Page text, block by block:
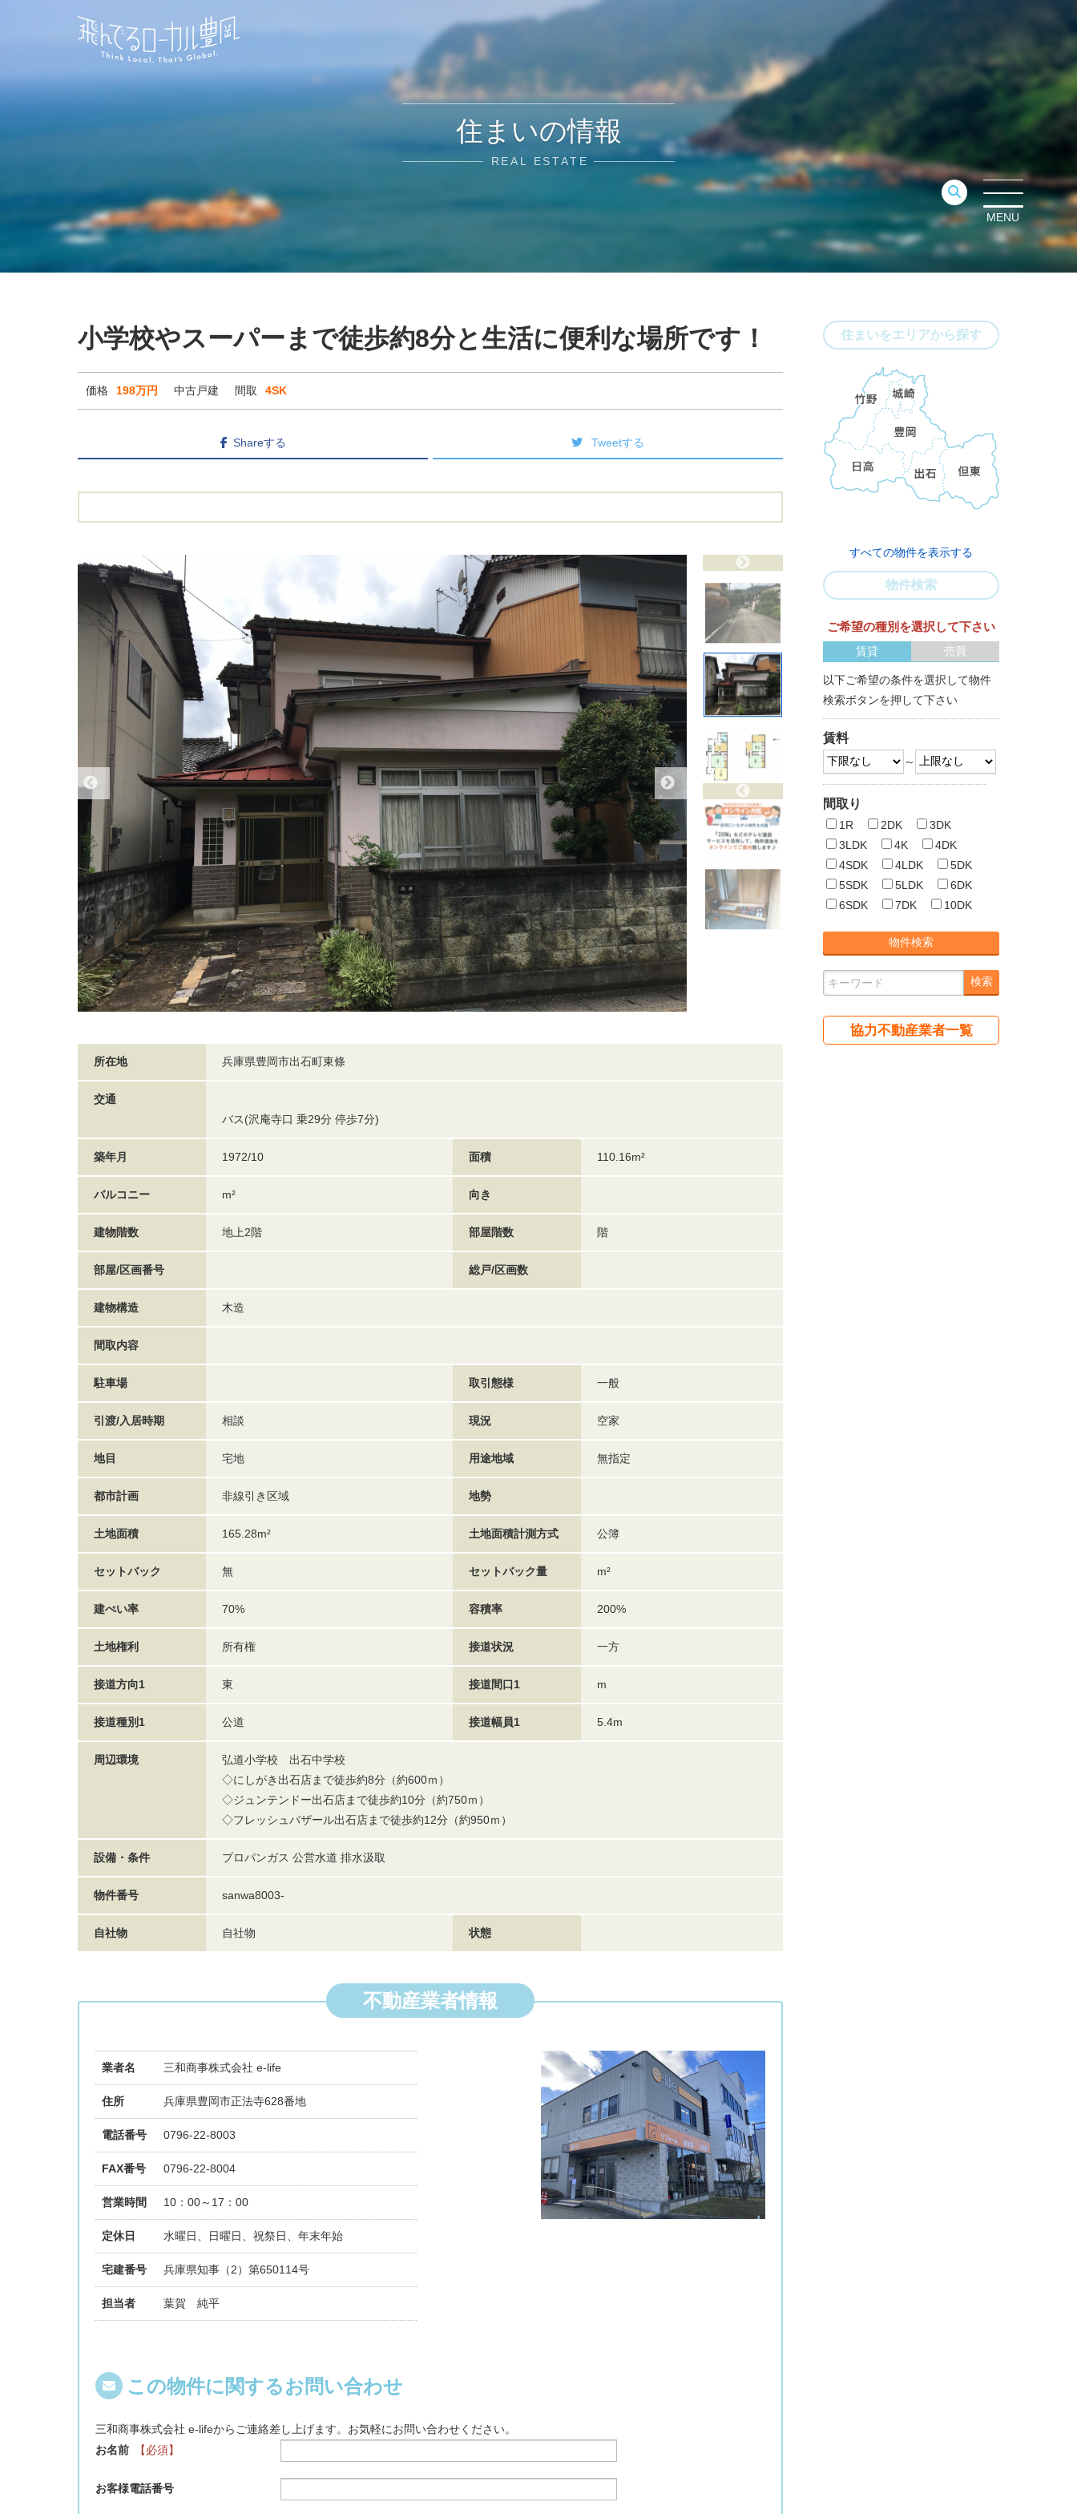
住まいの情報
REAL ESTATE
MENU
小学校やスーパーまで徒歩約8分と生活に便利な場所です！
価格 198万円 中古戸建 間取 4SK
Shareする Tweetする
所在地 兵庫県豊岡市出石町東條
交通
バス(沢庵寺口 乗29分 停歩7分)
築年月 1972/10 面積 110.16m²
バルコニー m² 向き
建物階数 地上2階 部屋階数 階
部屋/区画番号 総戸/区画数
建物構造 木造
間取内容
駐車場 取引態様 一般
引渡/入居時期 相談 現況 空家
地目 宅地 用途地域 無指定
都市計画 非線引き区域 地勢
土地面積 165.28m² 土地面積計測方式 公簿
セットバック 無 セットバック量 m²
建ぺい率 70% 容積率 200%
土地権利 所有権 接道状況 一方
接道方向1 東 接道間口1 m
接道種別1 公道 接道幅員1 5.4m
周辺環境
弘道小学校 出石中学校
◇にしがき出石店まで徒歩約8分（約600ｍ）
◇ジュンテンドー出石店まで徒歩約10分（約750ｍ）
◇フレッシュバザール出石店まで徒歩約12分（約950ｍ）
設備・条件 プロパンガス 公営水道 排水汲取
物件番号 sanwa8003-
自社物 自社物 状態
不動産業者情報
業者名 三和商事株式会社 e-life
住所 兵庫県豊岡市正法寺628番地
電話番号 0796-22-8003
FAX番号 0796-22-8004
営業時間 10：00～17：00
定休日 水曜日、日曜日、祝祭日、年末年始
宅建番号 兵庫県知事（2）第650114号
担当者 葉賀 純平
この物件に関するお問い合わせ
三和商事株式会社 e-lifeからご連絡差し上げます。お気軽にお問い合わせください。
お名前
【必須】
お客様電話番号
住まいをエリアから探す
すべての物件を表示する
物件検索
ご希望の種別を選択して下さい
賃貸 売買
以下ご希望の条件を選択して物件
検索ボタンを押して下さい
賃料
～
間取り
1R 2DK
3DK
3LDK
4K
4DK
4SDK
4LDK
5DK
5SDK
5LDK
6DK
6SDK
7DK 10DK
協力不動産業者一覧